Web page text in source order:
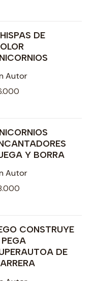
Agotado
DE
Autor
Agotado
Y BORRA
Autor
AgotadoCONSTRUYE
DE